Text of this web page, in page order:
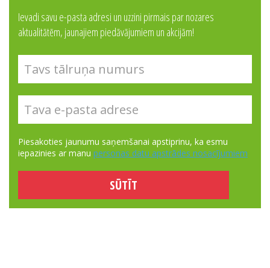
Ievadi savu e-pasta adresi un uzzini pirmais par nozares
aktualitātēm, jaunajiem piedāvājumiem un akcijām!
Piesakoties jaunumu saņemšanai apstiprinu, ka esmu
iepazinies ar manu personas datu apstrādes nosacījumiem